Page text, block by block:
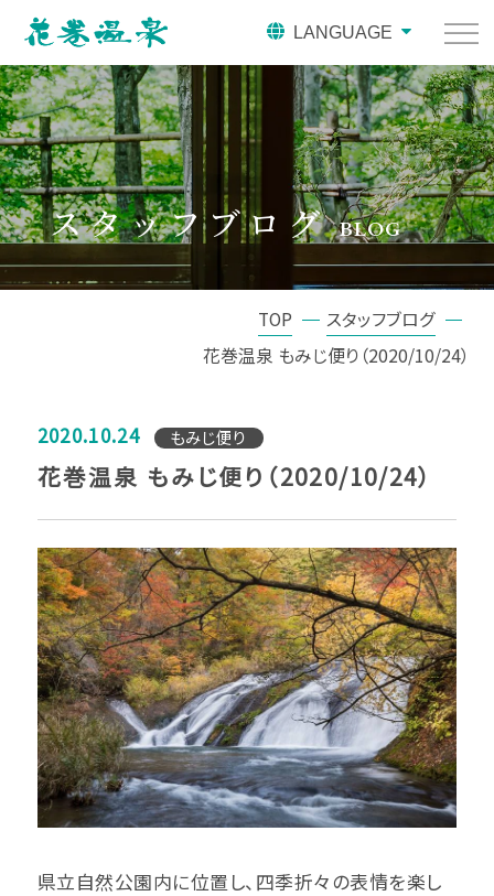
LANGUAGE
スタッフブログ BLOG
TOP
スタッフブログ
花巻温泉 もみじ便り（2020/10/24）
2020.10.24 もみじ便り
花巻温泉 もみじ便り（2020/10/24）
県立自然公園内に位置し、四季折々の表情を楽し